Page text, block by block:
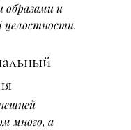
образами и
целостности.
много, а